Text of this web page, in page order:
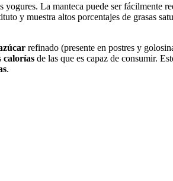
La manteca puede ser fácilmente
y muestra altos porcentajes de grasas
refinado (presente en postres y
calorías de las que es capaz de consumir.
.